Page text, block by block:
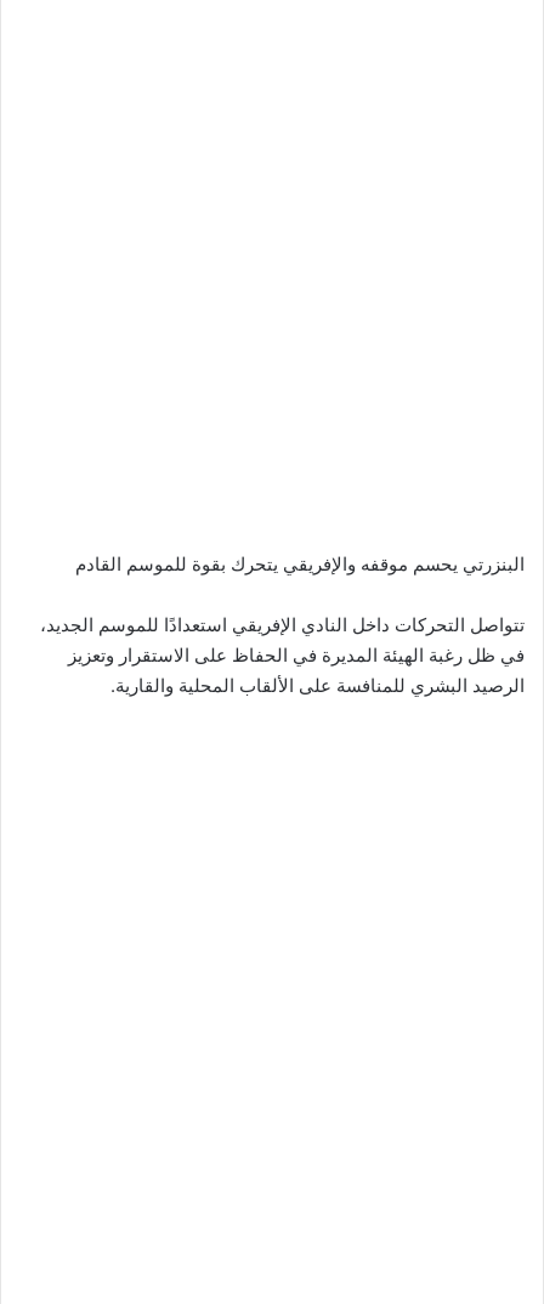
البنزرتي يحسم موقفه والإفريقي يتحرك بقوة للموسم القادم
تتواصل التحركات داخل النادي الإفريقي استعدادًا للموسم الجديد،
في ظل رغبة الهيئة المديرة في الحفاظ على الاستقرار وتعزيز
الرصيد البشري للمنافسة على الألقاب المحلية والقارية.